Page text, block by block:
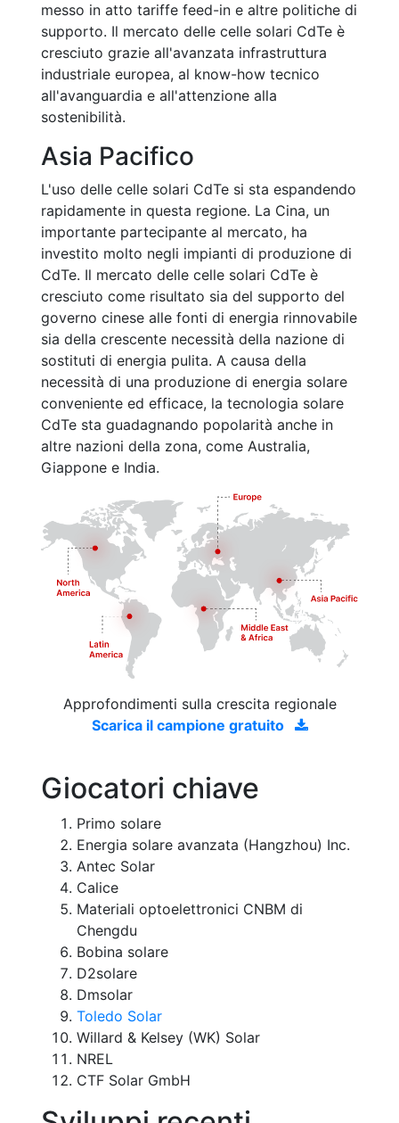
messo in atto tariffe feed-in e altre politiche di
supporto. Il mercato delle celle solari CdTe è
cresciuto grazie all'avanzata infrastruttura
industriale europea, al know-how tecnico
all'avanguardia e all'attenzione alla
sostenibilità.
Asia Pacifico
L'uso delle celle solari CdTe si sta espandendo
rapidamente in questa regione. La Cina, un
importante partecipante al mercato, ha
investito molto negli impianti di produzione di
CdTe. Il mercato delle celle solari CdTe è
cresciuto come risultato sia del supporto del
governo cinese alle fonti di energia rinnovabile
sia della crescente necessità della nazione di
sostituti di energia pulita. A causa della
necessità di una produzione di energia solare
conveniente ed efficace, la tecnologia solare
CdTe sta guadagnando popolarità anche in
altre nazioni della zona, come Australia,
Giappone e India.
Approfondimenti sulla crescita regionale
Scarica il campione gratuito
Giocatori chiave
Primo solare
Energia solare avanzata (Hangzhou) Inc.
Antec Solar
Calice
Materiali optoelettronici CNBM di
Chengdu
Bobina solare
D2solare
Dmsolar
Toledo Solar
Willard & Kelsey (WK) Solar
NREL
CTF Solar GmbH